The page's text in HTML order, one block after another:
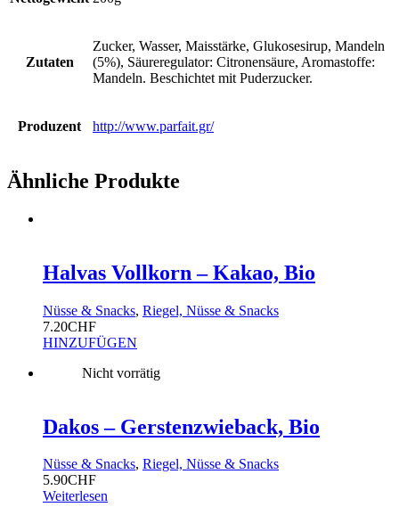
Zutaten
Zucker, Wasser, Maisstärke, Glukosesirup, Mandeln
(5%), Säureregulator: Citronensäure, Aromastoffe:
Mandeln. Beschichtet mit Puderzucker.
Produzent http://www.parfait.gr/
Ähnliche Produkte
Halvas Vollkorn – Kakao, Bio
Nüsse & Snacks, Riegel, Nüsse & Snacks
7.20CHF
HINZUFÜGEN
Nicht vorrätig
Dakos – Gerstenzwieback, Bio
Nüsse & Snacks, Riegel, Nüsse & Snacks
5.90CHF
Weiterlesen